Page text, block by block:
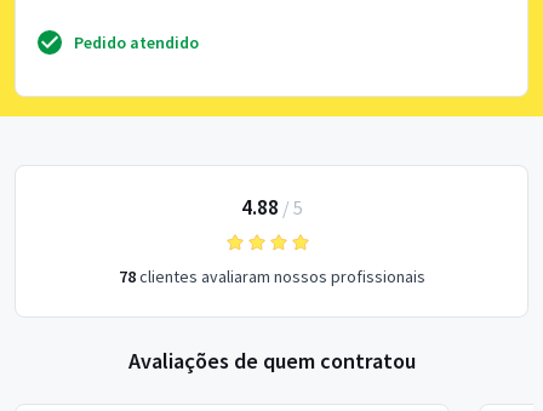
Pedido atendido
4.88 / 5
78clientes avaliaram nossos profissionais
Avaliações de quem contratou